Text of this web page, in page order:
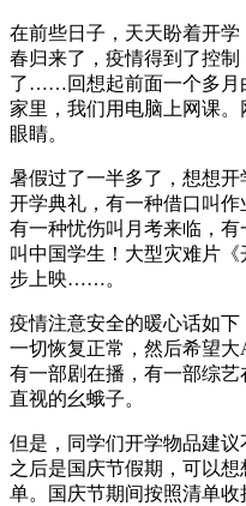
在前些日子，天天盼着开学
春归来了，疫情得到了控
了……回想起前面一个多月
家里，我们用电脑上网课
眼睛。
暑假过了一半多了，想想
开学典礼，有一种借口叫作
有一种忧伤叫月考来临，
叫中国学生！大型灾难片
步上映……。
疫情注意安全的暖心话如下
一切恢复正常，然后希望
有一部剧在播，有一部综
直视的幺蛾子。
但是，同学们开学物品建
之后是国庆节假期，可以
单。国庆节期间按照清单